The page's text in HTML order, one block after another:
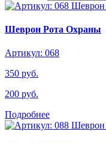
Шеврон Рота Охраны
Артикул: 068
350 руб.
200 руб.
Подробнее